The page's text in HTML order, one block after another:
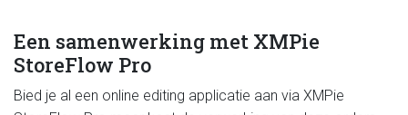
Een samenwerking met XMPie
StoreFlow Pro
Bied je al een online editing applicatie aan via XMPie